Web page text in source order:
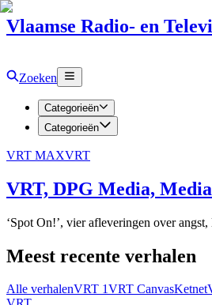
Vlaamse Radio- en
Zoeken
Categorieën
Categorieën
VRT MAXVRT
VRT, DPG Media,
‘Spot On!’, vier afleveringen over
Meest recente verhalen
Alle verhalenVRT 1VRT CanvasKetnet